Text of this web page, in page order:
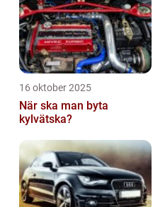
16 oktober 2025
När ska man byta
kylvätska?